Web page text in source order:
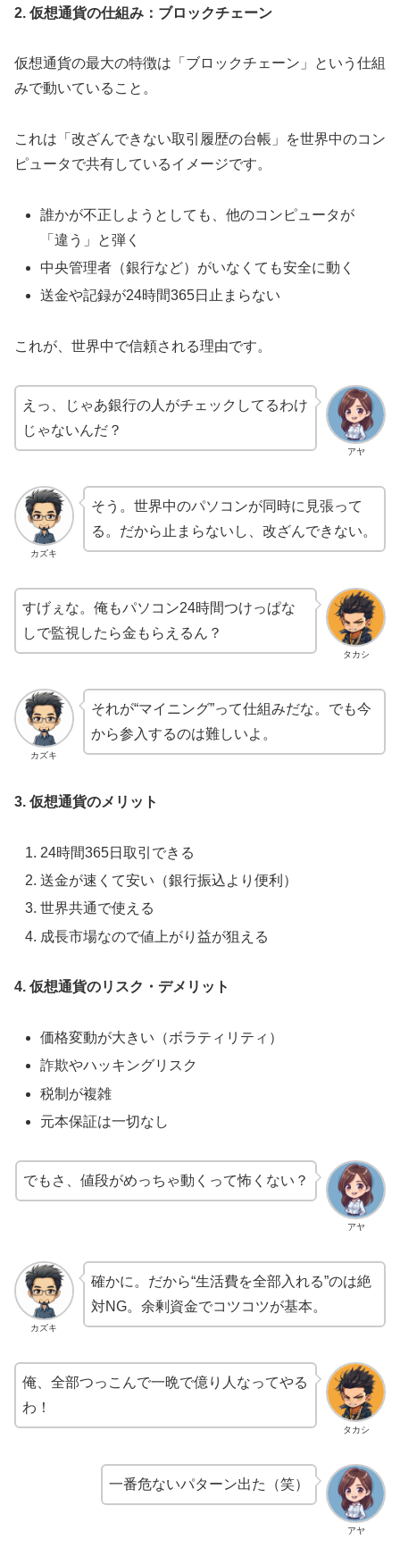
2. 仮想通貨の仕組み：ブロックチェーン
仮想通貨の最大の特徴は「ブロックチェーン」という仕組
みで動いていること。
これは「改ざんできない取引履歴の台帳」を世界中のコン
ピュータで共有しているイメージです。
誰かが不正しようとしても、他のコンピュータが
「違う」と弾く
中央管理者（銀行など）がいなくても安全に動く
送金や記録が24時間365日止まらない
これが、世界中で信頼される理由です。
アヤ
えっ、じゃあ銀行の人がチェックしてるわけ
じゃないんだ？
カズキ
そう。世界中のパソコンが同時に見張って
る。だから止まらないし、改ざんできない。
タカシ
すげぇな。俺もパソコン24時間つけっぱな
しで監視したら金もらえるん？
カズキ
それが“マイニング”って仕組みだな。でも今
から参入するのは難しいよ。
3. 仮想通貨のメリット
24時間365日取引できる
送金が速くて安い（銀行振込より便利）
世界共通で使える
成長市場なので値上がり益が狙える
4. 仮想通貨のリスク・デメリット
価格変動が大きい（ボラティリティ）
詐欺やハッキングリスク
税制が複雑
元本保証は一切なし
アヤ
でもさ、値段がめっちゃ動くって怖くない？
カズキ
確かに。だから“生活費を全部入れる”のは絶
対NG。余剰資金でコツコツが基本。
タカシ
俺、全部つっこんで一晩で億り人なってやる
わ！
アヤ
一番危ないパターン出た（笑）